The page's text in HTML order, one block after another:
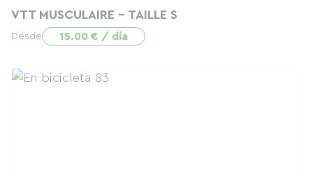
VTT MUSCULAIRE - TAILLE S
Desde 15.00 € / día